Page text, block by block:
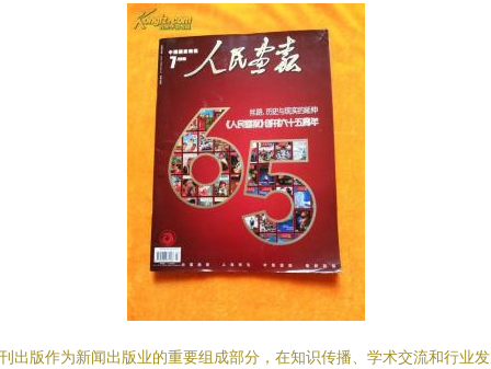
出版作为新闻出版业的重要组成部分，在知识传播、学术交流和行业